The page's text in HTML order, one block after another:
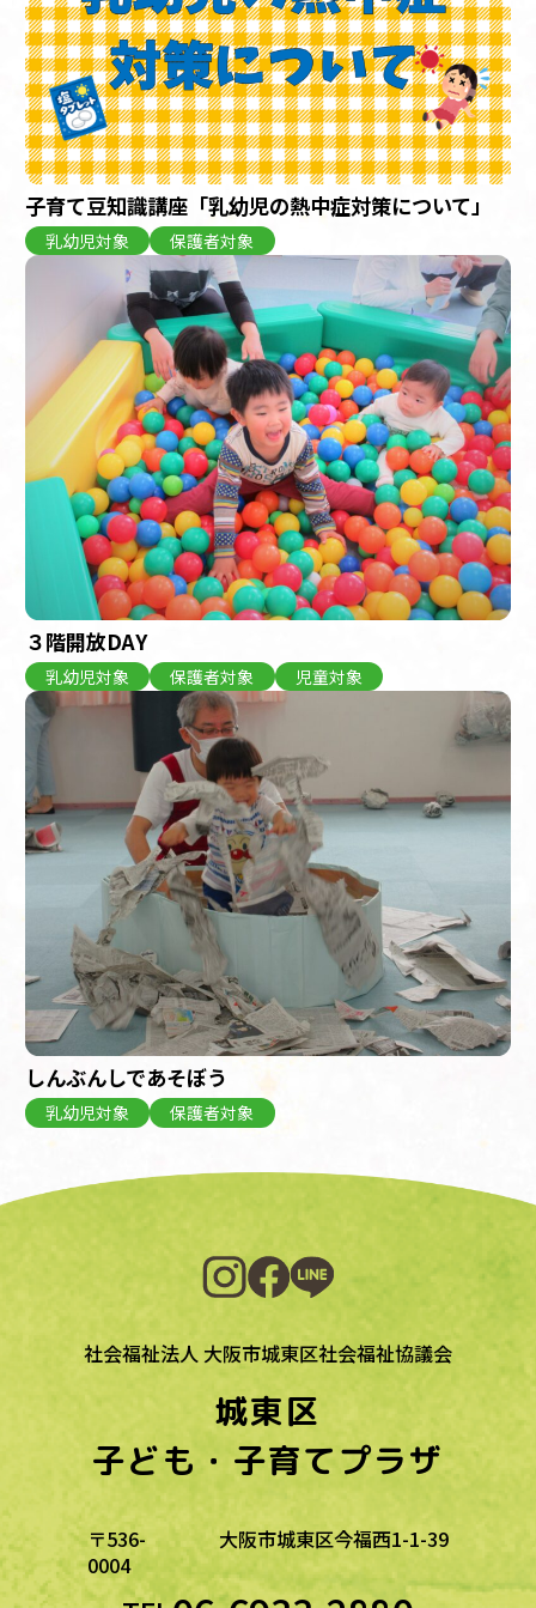
子育て豆知識講座「乳幼児の熱中症対策について」
乳幼児対象 保護者対象
３階開放DAY
乳幼児対象 保護者対象 児童対象
しんぶんしであそぼう
乳幼児対象 保護者対象
社会福祉法人 大阪市城東区社会福祉協議会
城東区
子ども・子育てプラザ
〒536-
0004
大阪市城東区今福西1-1-39